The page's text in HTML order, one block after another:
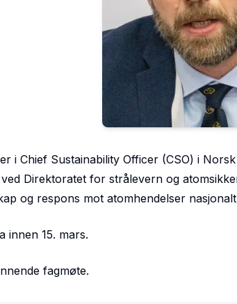
i Chief Sustainability Officer (CSO) i
Direktoratet for strålevern og
og respons mot atomhendelser
innen 15. mars.
fagmøte.